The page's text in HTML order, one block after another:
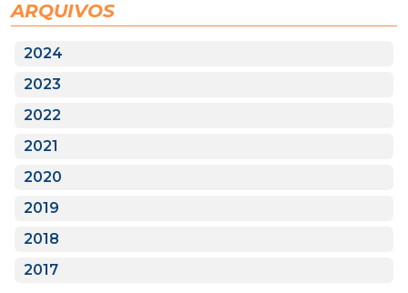
ARQUIVOS
2024
2023
2022
2021
2020
2019
2018
2017